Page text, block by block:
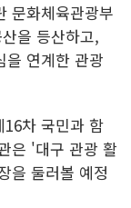
문화체육관광부
을 등산하고,
을 연계한 관광
차 국민과 함
은 '대구 관광 활
을 둘러볼 예정